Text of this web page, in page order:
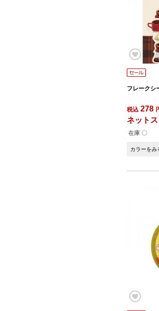
フレークシ
税込 278
ネット
在庫 〇
カラーをみ